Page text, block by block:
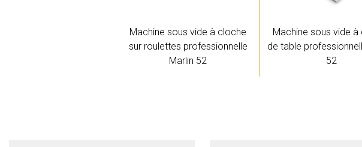
Machine sous vide à cloche
sur roulettes professionnelle
Marlin 52
Machine sous vide à
de table
52